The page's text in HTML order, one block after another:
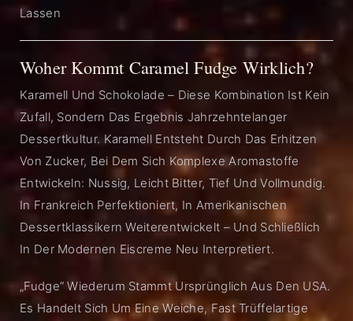
Lassen
Woher Kommt Caramel Fudge Wirklich?
Karamell Und Schokolade – Diese Kombination Ist Kein
Zufall, Sondern Das Ergebnis Jahrzehntelanger
Dessertkultur. Karamell Entsteht Durch Das Erhitzen
Von Zucker, Bei Dem Sich Komplexe Aromastoffe
Entwickeln: Nussig, Leicht Bitter, Tief Und Vollmundig.
In Frankreich Perfektioniert, In Amerikanischen
Dessertklassikern Weiterentwickelt – Und Schließlich
In Der Modernen Eiscreme Neu Interpretiert.
„Fudge“ Wiederum Stammt Ursprünglich Aus Den USA.
Es Handelt Sich Um Eine Weiche, Fast Trüffelartige